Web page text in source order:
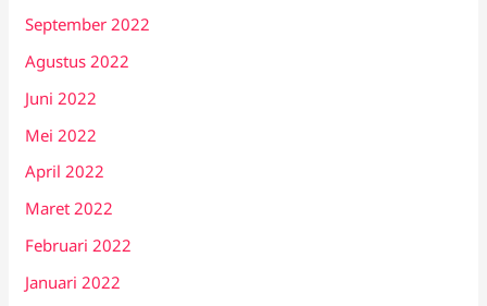
September 2022
Agustus 2022
Juni 2022
Mei 2022
April 2022
Maret 2022
Februari 2022
Januari 2022